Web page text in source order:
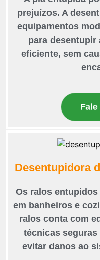
prejuízos. A
equipamentos
para desentupir
eficiente, sem
Desentupidora
Os ralos
em banheiros e
ralos conta com
técnicas
evitar danos ao